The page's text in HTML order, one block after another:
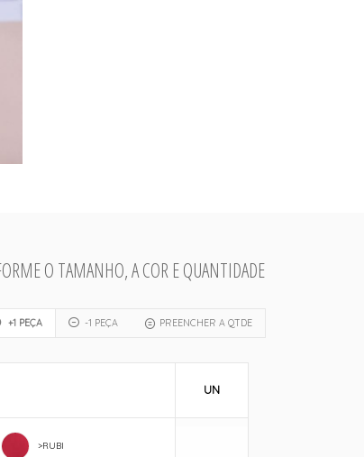
O TAMANHO, A COR E QUANTIDADE
+1 PEÇA -1 PEÇA PREENCHER A QTDE
>RUBI
UN